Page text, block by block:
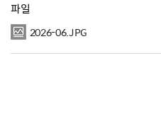
파일
2026-06.JPG